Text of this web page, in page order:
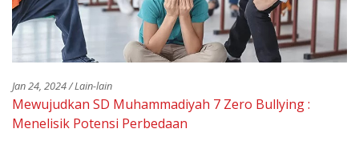
Jan 24, 2024 / Lain-lain
Mewujudkan SD Muhammadiyah 7 Zero Bullying :
Menelisik Potensi Perbedaan